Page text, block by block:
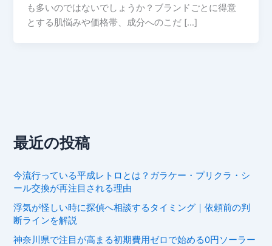
も多いのではないでしょうか？ブランドごとに得意
とする肌悩みや価格帯、成分へのこだ […]
最近の投稿
今流行っている平成レトロとは？ガラケー・プリクラ・シ
ール交換が再注目される理由
浮気が怪しい時に探偵へ相談するタイミング｜依頼前の判
断ラインを解説
神奈川県で注目が高まる初期費用ゼロで始める0円ソーラー